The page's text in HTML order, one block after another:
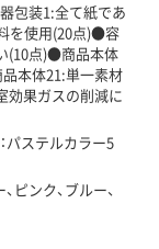
包装1:全て紙であ
を使用(20点)●容
(10点)●商品本体
本体21:単一素材
効果ガスの削減に
パステルカラー5
ピンク、ブルー、